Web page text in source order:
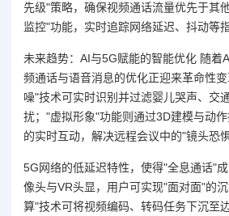
先级"策略，确保视频通话流量优先于其
监控"功能，实时追踪网络延迟、抖动等
未来趋势：AI与5G赋能的智能优化 随着
频通话与语音消息的优化正迎来革命性
噪"技术可实时识别并过滤婴儿哭声、交
扰；"虚拟形象"功能则通过3D建模与动
的实时互动，解决远程会议中的"镜头恐惧
5G网络的低延迟特性，使得"全息通话"
像头与VR头显，用户可实现"面对面"的
算"技术可将视频编码、转码任务下沉至